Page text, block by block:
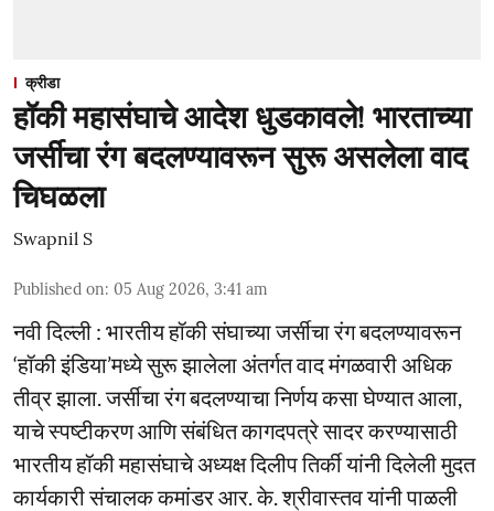
क्रीडा
हॉकी महासंघाचे आदेश धुडकावले! भारताच्या
जर्सीचा रंग बदलण्यावरून सुरू असलेला वाद
चिघळला
Swapnil S
Published on: 05 Aug 2026, 3:41 am
नवी दिल्ली : भारतीय हॉकी संघाच्या जर्सीचा रंग बदलण्यावरून
‘हॉकी इंडिया’मध्ये सुरू झालेला अंतर्गत वाद मंगळवारी अधिक
तीव्र झाला. जर्सीचा रंग बदलण्याचा निर्णय कसा घेण्यात आला,
याचे स्पष्टीकरण आणि संबंधित कागदपत्रे सादर करण्यासाठी
भारतीय हॉकी महासंघाचे अध्यक्ष दिलीप तिर्की यांनी दिलेली मुदत
कार्यकारी संचालक कमांडर आर. के. श्रीवास्तव यांनी पाळली